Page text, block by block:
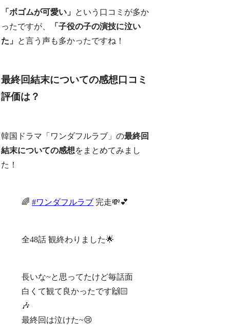
「ボゴムが可愛い」 という口コミが多か
ったですが、
「子役の子の演技に泣い
た」 と言う声も多かったですね！
最終回結末についての感想口コミ
評価は？
韓国ドラマ「ワンダフルラブ」の最終回
結末についての感想をまとめてみまし
た！
🌈#ワンダフルラブ 完走💸💕
全48話 観終わりました🌟
長いな~と思ってたけど毎話面
白くて観て良かったです🙌🏻
🎶
最終回は泣けた~😢